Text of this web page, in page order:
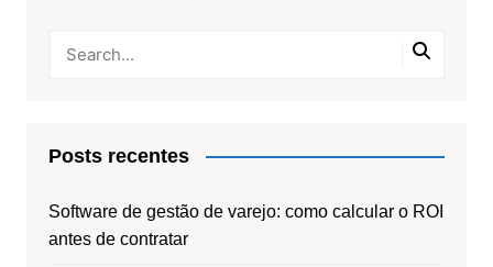
Posts recentes
Software de gestão de varejo: como calcular o ROI
antes de contratar